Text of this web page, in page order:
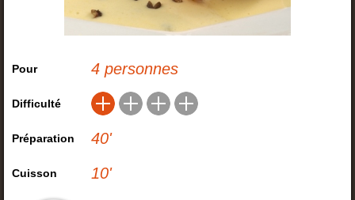
Pour 4 personnes
Difficulté
Préparation 40'
Cuisson 10'